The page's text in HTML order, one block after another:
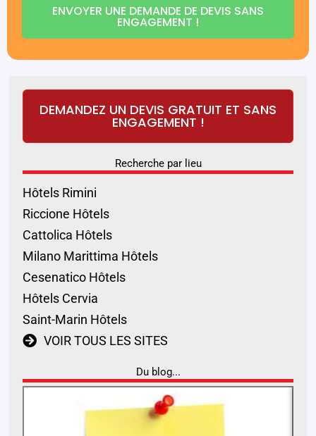
ENVOYER UNE DEMANDE DE DEVIS SANS
ENGAGEMENT !
DEMANDEZ UN DEVIS GRATUIT ET SANS
ENGAGEMENT !
Recherche par lieu
Hôtels Rimini
Riccione Hôtels
Cattolica Hôtels
Milano Marittima Hôtels
Cesenatico Hôtels
Hôtels Cervia
Saint-Marin Hôtels
VOIR TOUS LES SITES
Du blog...